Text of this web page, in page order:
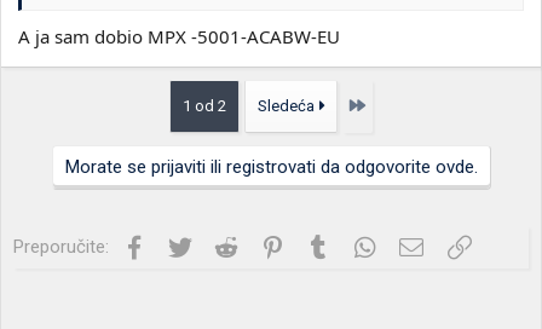
A ja sam dobio MPX -5001-ACABW-EU
1 od 2 Sledeća Poslednja
Morate se prijaviti ili registrovati da odgovorite ovde.
Preporučite: Facebook
Twitter Reddit PinterestTumblrWhatsApp
Imejl Link